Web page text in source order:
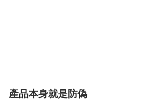
產品本身就是防偽